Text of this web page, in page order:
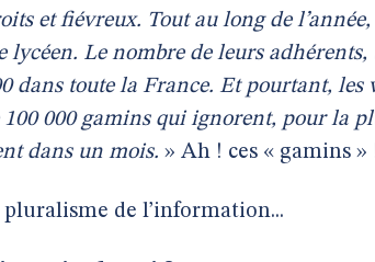
et fiévreux. Tout au long de
lycéen. Le nombre de leurs
dans toute la France. Et pourtant, les
100 000 gamins qui ignorent, pour la
dans un mois. » Ah ! ces « gamins »
pluralisme de l’information...